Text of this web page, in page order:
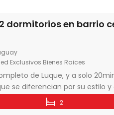
Exclusivos Bienes Raices
de Luque, y a solo
se diferencian por su estilo
zona fitness, ciclovía,
2